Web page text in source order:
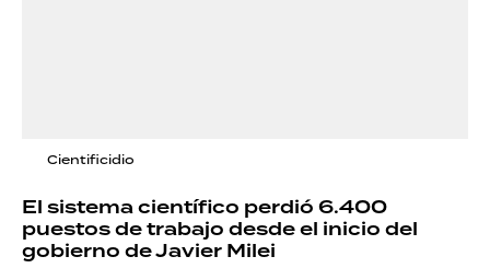
Cientificidio
El sistema científico perdió 6.400
puestos de trabajo desde el inicio del
gobierno de Javier Milei